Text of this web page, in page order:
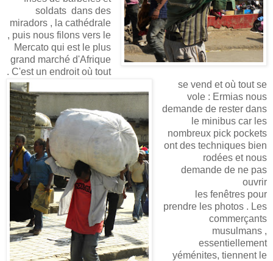
soldats dans des
miradors , la cathédrale
, puis nous filons vers le
Mercato qui est le plus
grand marché d'Afrique
. C'est un endroit où tout
se vend et où tout se
vole : Ermias nous
demande de rester dans
le minibus car les
nombreux pick pockets
ont des techniques bien
rodées et nous
demande de ne pas
ouvrir
les fenêtres pour
prendre les photos . Les
commerçants
musulmans ,
essentiellement
yéménites, tiennent le